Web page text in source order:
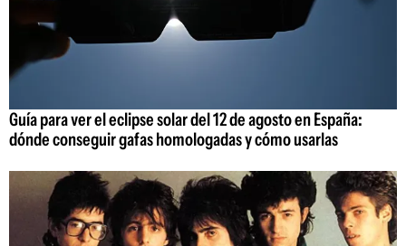
Guía para ver el eclipse solar del 12 de agosto en España:
dónde conseguir gafas homologadas y cómo usarlas